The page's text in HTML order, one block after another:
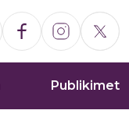
Publikimet